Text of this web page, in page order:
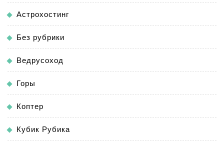
Астрохостинг
Без рубрики
Ведрусоход
Горы
Коптер
Кубик Рубика